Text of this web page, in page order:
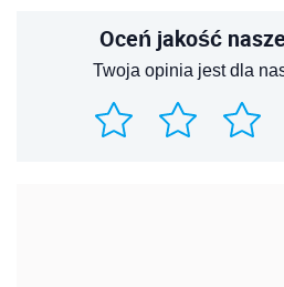
Oceń jakość
Twoja opinia jest dla